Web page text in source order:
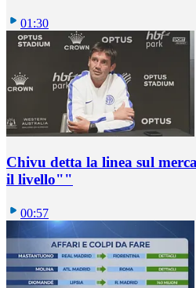
01:30
Chivu detta la linea sul
il livello""
00:57